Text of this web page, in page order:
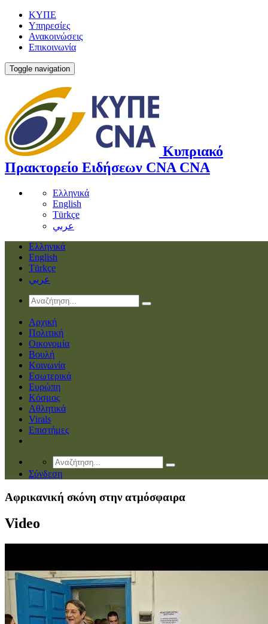
ΚΥΠΕ
Υπηρεσίες
Ανακοινώσεις
Επικοινωνία
Toggle navigation
Κυπριακό
Πρακτορείο Ειδήσεων CNA CNA
Ελληνικά
English
Türkçe
عربي
Ελληνικά
English
Türkçe
عربي
Αρχική
Πολιτική
Οικονομία
Βουλή
Κοινωνία
Εσωτερικά
Ευρώπη
Κόσμος
Αθλητικά
Virals
Επιστήμες
Σύνδεση
Αφρικανική σκόνη στην ατμόσφαιρα
Video